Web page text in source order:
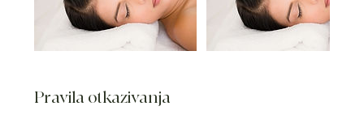
Pravila otkazivanja